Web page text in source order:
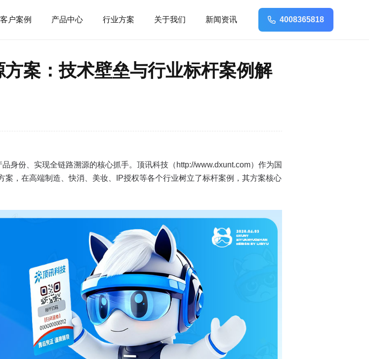
客户案例 产品中心 行业方案 关于我们 新闻资讯 4008365818
案：技术壁垒与行业标杆案例解
身份、实现全链路溯源的核心抓手。顶讯科技（http://www.dxunt.com）作为国
，在高端制造、快消、美妆、IP授权等各个行业树立了标杆案例，其方案核心